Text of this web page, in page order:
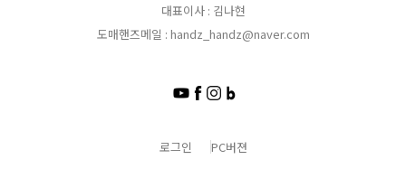
대표이사 : 김나현
도매핸즈메일 : handz_handz@naver.com
로그인 PC버젼